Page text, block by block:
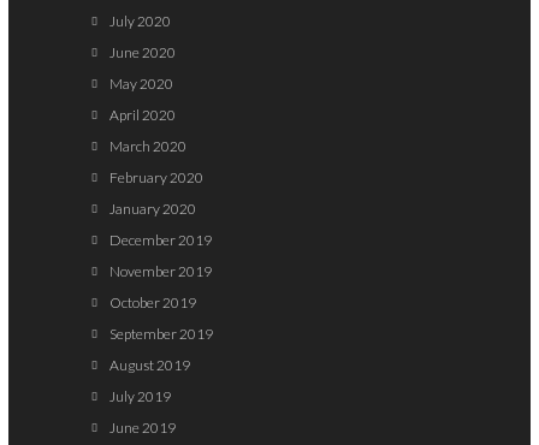
July 2020
June 2020
May 2020
April 2020
March 2020
February 2020
January 2020
December 2019
November 2019
October 2019
September 2019
August 2019
July 2019
June 2019